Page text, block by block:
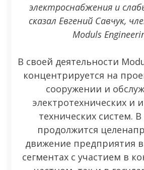
электроснабжения и
сказал Евгений Савчук,
Moduls
В своей деятельности
концентрируется на
сооружении и
электротехнических и
технических систем. В
продолжится
движение предприятия
сегментах с участием в